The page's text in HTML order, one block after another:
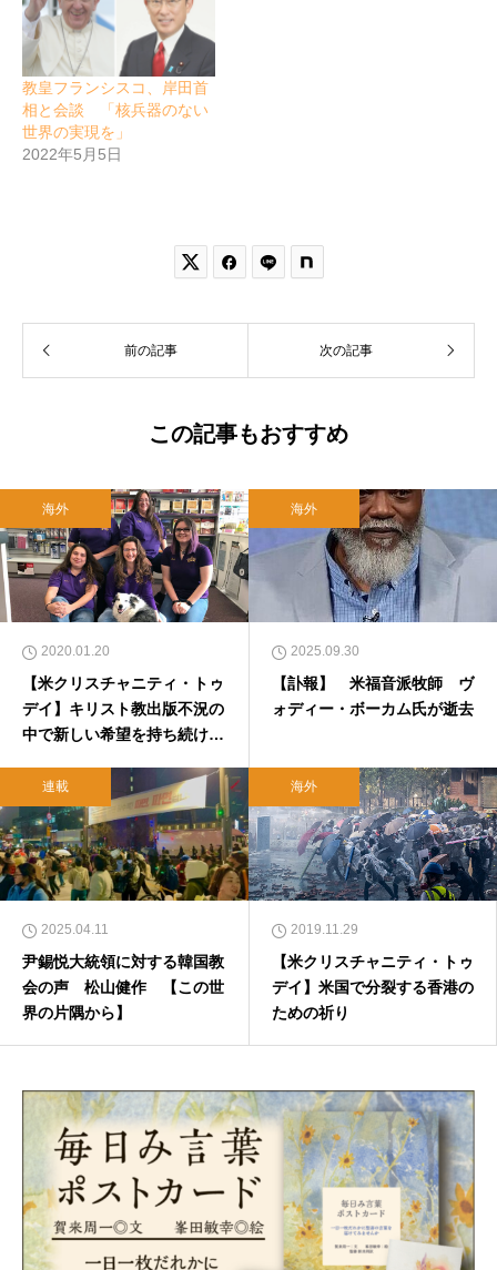
教皇フランシスコ、岸田首
相と会談 「核兵器のない
世界の実現を」
2022年5月5日
 
前の記事 次の記事
この記事もおすすめ
海外
2020.01.20
【米クリスチャニティ・トゥ
デイ】キリスト教出版不況の
中で新しい希望を持ち続ける
海外
2025.09.30
【訃報】 米福音派牧師 ヴ
ォディー・ボーカム氏が逝去
連載
2025.04.11
尹錫悦大統領に対する韓国教
会の声 松山健作 【この世
界の片隅から】
海外
2019.11.29
【米クリスチャニティ・トゥ
デイ】米国で分裂する香港の
ための祈り